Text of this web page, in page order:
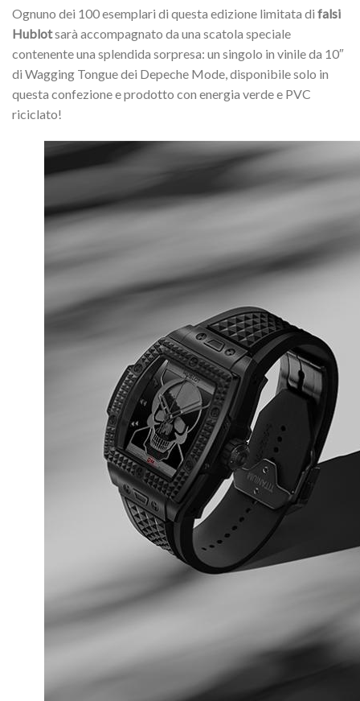
Ognuno dei 100 esemplari di questa edizione limitata di falsi
Hublotsarà accompagnato da una scatola speciale
contenente una splendida sorpresa: un singolo in vinile da 10″
di Wagging Tongue dei Depeche Mode, disponibile solo in
questa confezione e prodotto con energia verde e PVC
riciclato!